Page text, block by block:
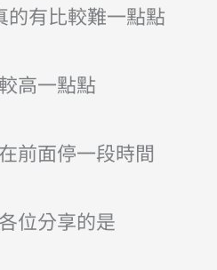
的有比較難一點點
高一點點
前面停一段時間
位分享的是